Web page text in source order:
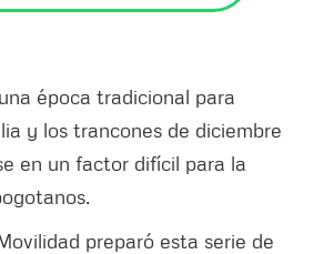
época tradicional para
y los trancones de diciembre
en un factor difícil para la
preparó esta serie de